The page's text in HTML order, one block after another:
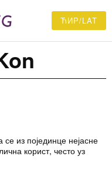
ЋИР/LAT
из појединце нејасне
корист, често уз